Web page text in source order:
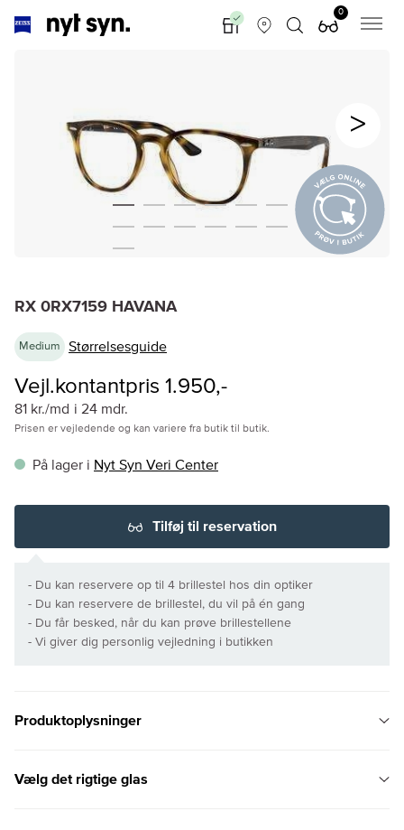
0
RX 0RX7159 HAVANA
Medium Størrelsesguide
Vejl.kontantpris 1.950,-
81 kr./md i 24 mdr.
Prisen er vejledende og kan variere fra butik til butik.
På lager i Nyt Syn Veri Center
Tilføj til reservation
- Du kan reservere op til 4 brillestel hos din optiker
- Du kan reservere de brillestel, du vil på én gang
- Du får besked, når du kan prøve brillestellene
- Vi giver dig personlig vejledning i butikken
Produktoplysninger
Vælg det rigtige glas